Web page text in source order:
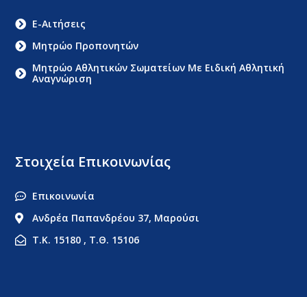
Στοιχεία Επικοινωνίας
Επικοινωνία
Ανδρέα Παπανδρέου 37, Μαρούσι
Τ.Κ. 15180 , Τ.Θ. 15106
E-Αιτήσεις
Μητρώο Προπονητών
Μητρώο Αθλητικών Σωματείων Με Ειδική Αθλητική
Αναγνώριση